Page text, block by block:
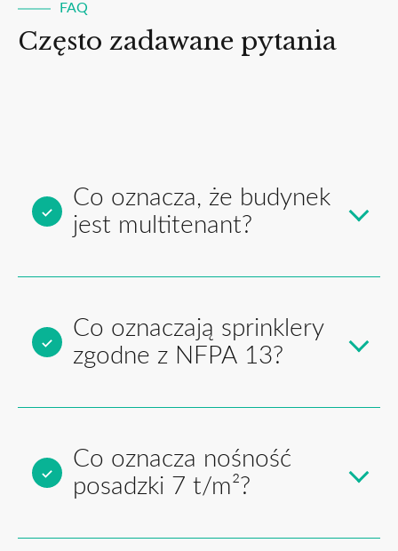
FAQ
Często zadawane pytania
Co oznacza, że budynek
jest multitenant?
Co oznaczają sprinklery
zgodne z NFPA 13?
Co oznacza nośność
posadzki 7 t/m²?